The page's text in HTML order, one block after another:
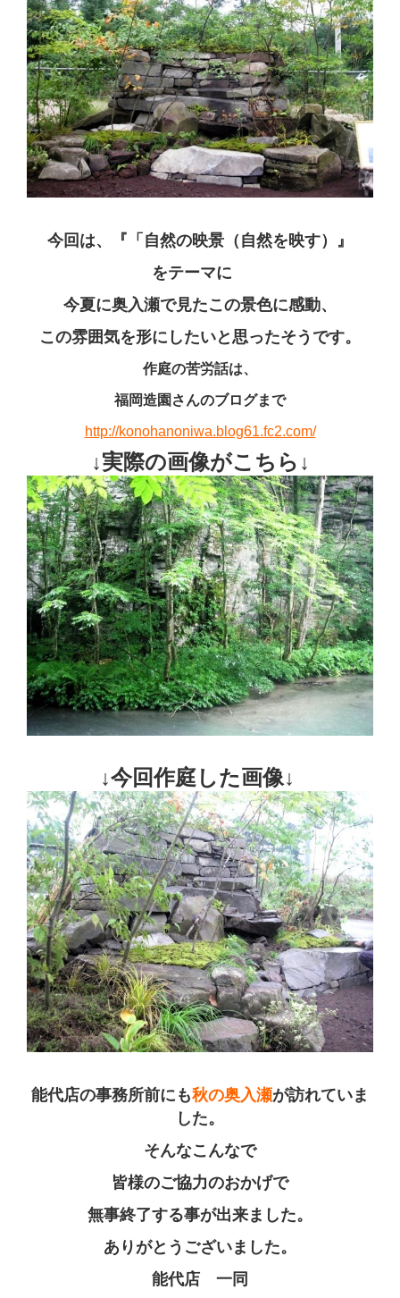
今回は、『「自然の映景（自然を映す）』
をテーマに
今夏に奥入瀬で見たこの景色に感動、
この雰囲気を形にしたいと思ったそうです。
作庭の苦労話は、
福岡造園さんのブログまで
http://konohanoniwa.blog61.fc2.com/
↓実際の画像がこちら↓
↓今回作庭した画像↓
能代店の事務所前にも秋の奥入瀬が訪れていま
した。
そんなこんなで
皆様のご協力のおかげで
無事終了する事が出来ました。
ありがとうございました。
能代店 一同